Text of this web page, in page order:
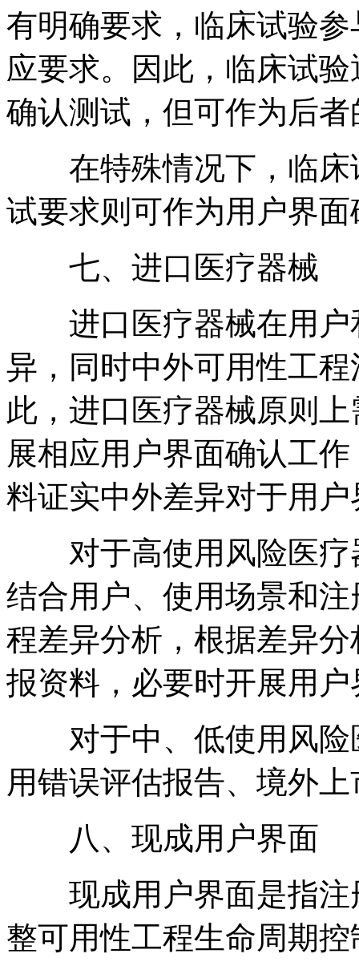
有明确要求，临床试验
应要求。因此，临床试
确认测试，但可作为后
在特殊情况下，临床
试要求则可作为用户界
七、进口医疗器械
进口医疗器械在用户
异，同时中外可用性工
此，进口医疗器械原则
展相应用户界面确认工
料证实中外差异对于用
对于高使用风险医疗
结合用户、使用场景和
程差异分析，根据差异
报资料，必要时开展用
对于中、低使用风险
用错误评估报告、境外
八、现成用户界面
现成用户界面是指注
整可用性工程生命周期